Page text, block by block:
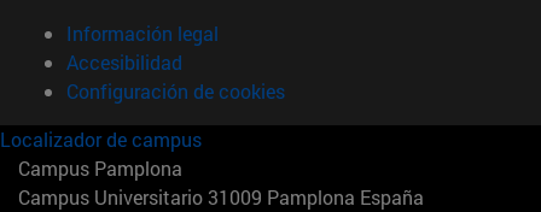
Información legal
Accesibilidad
Configuración de cookies
Localizador de campus
Campus Pamplona
Campus Universitario 31009 Pamplona España